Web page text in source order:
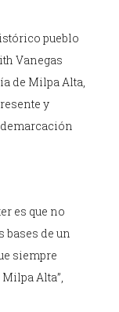
pueblo
Vanegas
de Milpa Alta,
y
es que no
bases de un
siempre
Alta”,